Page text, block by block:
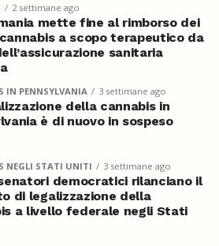
2 settimane ago
mette fine al rimborso dei
a scopo terapeutico da
sanitaria
IN PENNSYLVANIA 3 settimane ago
della cannabis in
è di nuovo in sospeso
NEGLI STATI UNITI 3 settimane ago
democratici rilanciano il
di legalizzazione della
a livello federale negli Stati